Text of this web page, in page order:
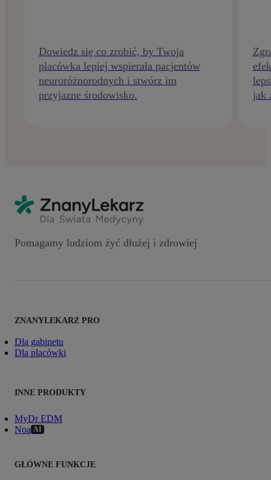
Dowiedz się co zrobić, by Twoja
placówka lepiej wspierała pacjentów
neuroróżnorodnych i stwórz im
przyjazne środowisko.
jak
Pomagamy ludziom żyć dłużej i zdrowiej
ZNANYLEKARZ PRO
Dla gabinetu
Dla placówki
INNE PRODUKTY
MyDr EDM
Noa AI
GŁÓWNE FUNKCJE